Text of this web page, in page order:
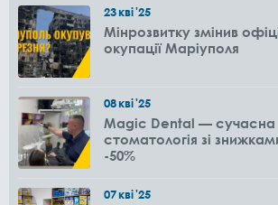
23кві'25
Мінрозвитку змінив
окупації Маріуполя
08кві'25
Magic Dental — сучасна
стоматологія зі
-50%
07кві'25